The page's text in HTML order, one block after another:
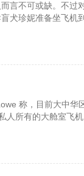
言不可或缺。不过
犬珍妮准备坐飞机
称，目前大中华
所有的大舱室飞